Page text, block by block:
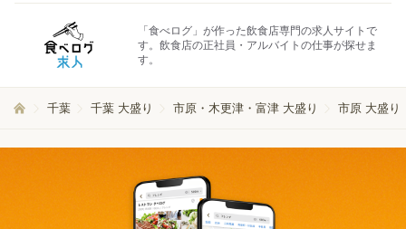
「食べログ」が作った飲食店専門の求人サイトで
す。飲食店の正社員・アルバイトの仕事が探せま
す。
千葉 千葉 大盛り 市原・木更津・富津 大盛り 市原 大盛り